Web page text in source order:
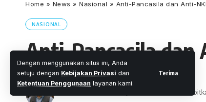
Dengan menggunakan situs ini, Anda
setuju dengan Kebijakan Privasi dan
Ketentuan Penggunaan layanan kami.
Terima
Home » News » Nasional » Anti-Pancasila dan Anti-
NASIONAL
Anti-Pancasila dan